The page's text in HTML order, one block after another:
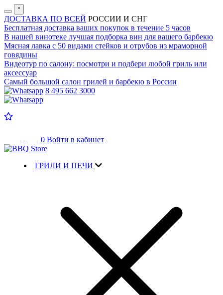
˟
ДОСТАВКА ПО ВСЕЙ РОССИИ И СНГ
Бесплатная доставка ваших покупок в течение 5 часов
В нашей винотеке лучшая подборка вин для вашего барбекю
Мясная лавка с 50 видами стейков и отрубов из мраморной
говядины
Видеотур по салону: посмотри и подбери любой гриль или
аксессуар
Самый большой салон грилей и барбекю в России
8 495 662 3000
0 Войти в кабинет
ГРИЛИ И ПЕЧИ